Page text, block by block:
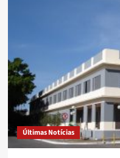
Últimas Notícias